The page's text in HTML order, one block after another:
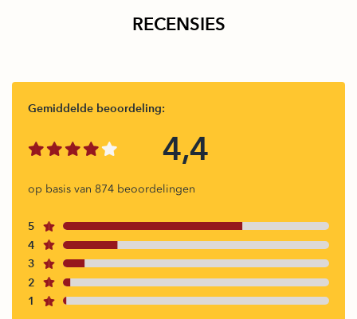
RECENSIES
Gemiddelde beoordeling:
4,4
op basis van 874 beoordelingen
5
4
3
2
1